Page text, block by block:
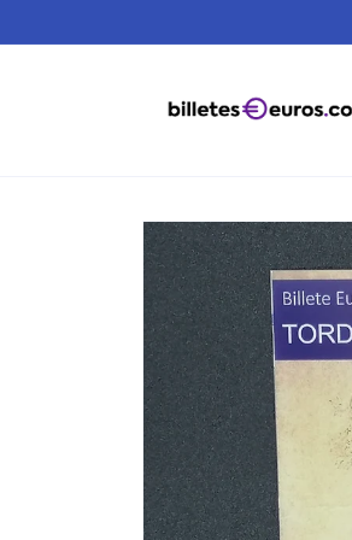
al contenido
directamente
a la
información
del producto